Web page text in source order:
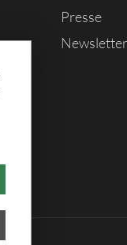
Presse
Newsletter